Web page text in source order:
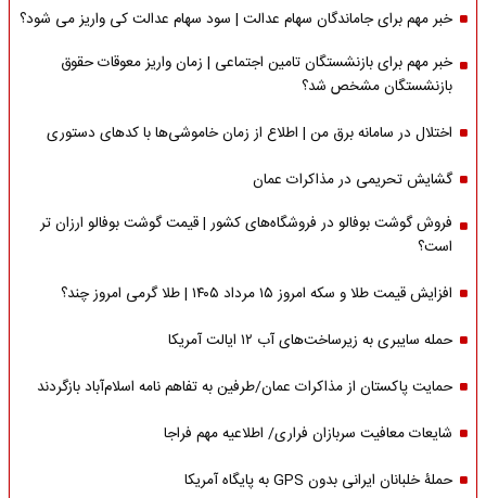
خبر مهم برای جاماندگان سهام عدالت | سود سهام عدالت کی واریز می شود؟
خبر مهم برای بازنشستگان تامین اجتماعی | زمان واریز معوقات حقوق
بازنشستگان مشخص شد؟
اختلال در سامانه برق من | اطلاع از زمان خاموشی‌ها با کدهای دستوری
گشایش تحریمی در مذاکرات عمان
فروش گوشت بوفالو در فروشگاه‌های کشور | قیمت گوشت بوفالو ارزان تر
است؟
افزایش قیمت طلا و سکه امروز ۱۵ مرداد ۱۴۰۵ | طلا گرمی امروز چند؟
حمله سایبری به زیرساخت‌های آب ۱۲ ایالت آمریکا
حمایت پاکستان از مذاکرات عمان/طرفین به تفاهم نامه اسلام‌آباد بازگردند
شایعات معافیت سربازان فراری/ اطلاعیه مهم فراجا
حملۀ خلبانان ایرانی بدون GPS به پایگاه آمریکا